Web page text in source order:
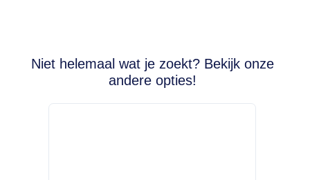
Niet helemaal wat je zoekt? Bekijk onze
andere opties!